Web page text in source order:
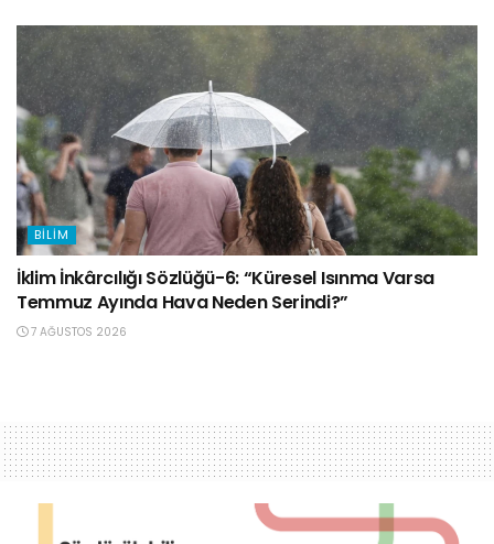
BILIM
İklim İnkârcılığı Sözlüğü-6: “Küresel Isınma Varsa
Temmuz Ayında Hava Neden Serindi?”
7 AĞUSTOS 2026